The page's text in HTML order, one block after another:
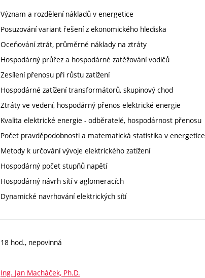
Význam a rozdělení nákladů v energetice
Posuzování variant řešení z ekonomického hlediska
Oceňování ztrát, průměrné náklady na ztráty
Hospodárný průřez a hospodárné zatěžování vodičů
Zesílení přenosu při růstu zatížení
Hospodárné zatížení transformátorů, skupinový chod
Ztráty ve vedení, hospodárný přenos elektrické energie
Kvalita elektrické energie - odběratelé, hospodárnost přenosu
Počet pravděpodobnosti a matematická statistika v energetice
Metody k určování vývoje elektrického zatížení
Hospodárný počet stupňů napětí
Hospodárný návrh sítí v aglomeracích
Dynamické navrhování elektrických sítí
18 hod., nepovinná
Ing. Jan Macháček, Ph.D.